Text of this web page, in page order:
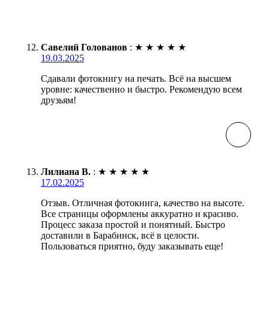
Савелий Голованов : ★ ★ ★ ★ ★
19.03.2025
Сдавали фотокнигу на печать. Всё на высшем
уровне: качественно и быстро. Рекомендую всем
друзьям!
Лилиана В. : ★ ★ ★ ★ ★
17.02.2025
Отзыв. Отличная фотокнига, качество на высоте.
Все страницы оформлены аккуратно и красиво.
Процесс заказа простой и понятный. Быстро
доставили в Барабинск, всё в целости.
Пользоваться приятно, буду заказывать еще!